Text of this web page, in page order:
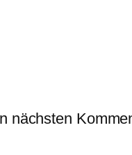
nächsten